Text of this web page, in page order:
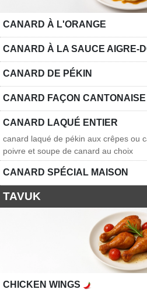
CANARD À L'ORANGE
CANARD À LA SAUCE AIGRE-
CANARD DE PÉKIN
CANARD FAÇON CANTONAISE
CANARD LAQUÉ ENTIER
canard laqué de pékin aux crêpes ou
poivre et soupe de canard au choix
CANARD SPÉCIAL MAISON
TAVUK
CHICKEN WINGS